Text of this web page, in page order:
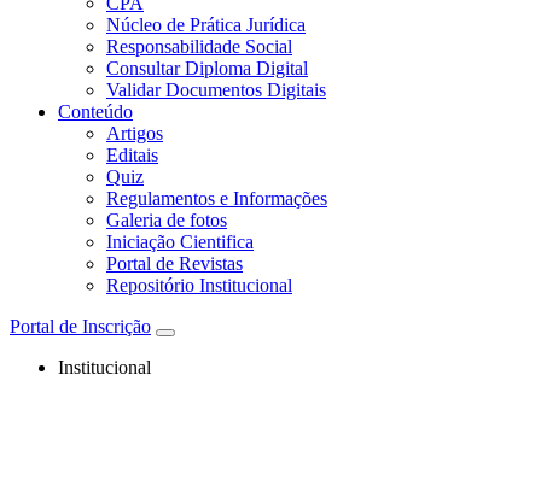
Núcleo de Prática Jurídica
Responsabilidade Social
Consultar Diploma Digital
Validar Documentos Digitais
Conteúdo
Artigos
Editais
Quiz
Regulamentos e Informações
Galeria de fotos
Iniciação Cientifica
Portal de Revistas
Repositório Institucional
Portal de Inscrição
Institucional